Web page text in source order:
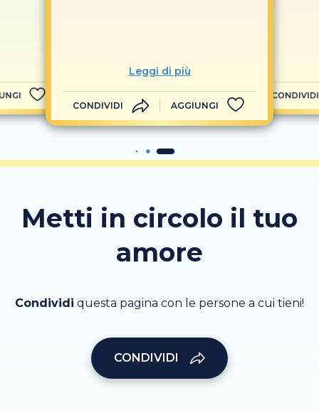
Leggi di più
CONDIVIDI AGGIUNGI
CONDIVIDI
Metti in circolo il tuo
amore
Condividi questa pagina con le persone a cui tieni!
CONDIVIDI